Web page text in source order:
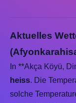
Aktuelles
In **Akça Köyü,
heiss. Die
solche